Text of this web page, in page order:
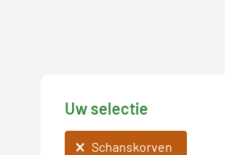
Uw selectie
Uw selectie
Schanskorven